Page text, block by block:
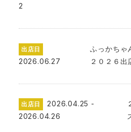
2
出店日
2026.06.27
ふっかちゃ
２０２６出
出店日
2026.04.25 -
2026.04.26